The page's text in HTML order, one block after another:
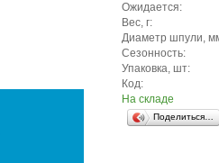
Ожидается:
Вес, г:
Диаметр шпули,
Сезонность:
Упаковка, шт:
Код:
На складе
Поделиться…